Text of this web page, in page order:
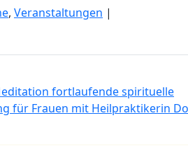
, Veranstaltungen |
fortlaufende spirituelle
für Frauen mit Heilpraktikerin